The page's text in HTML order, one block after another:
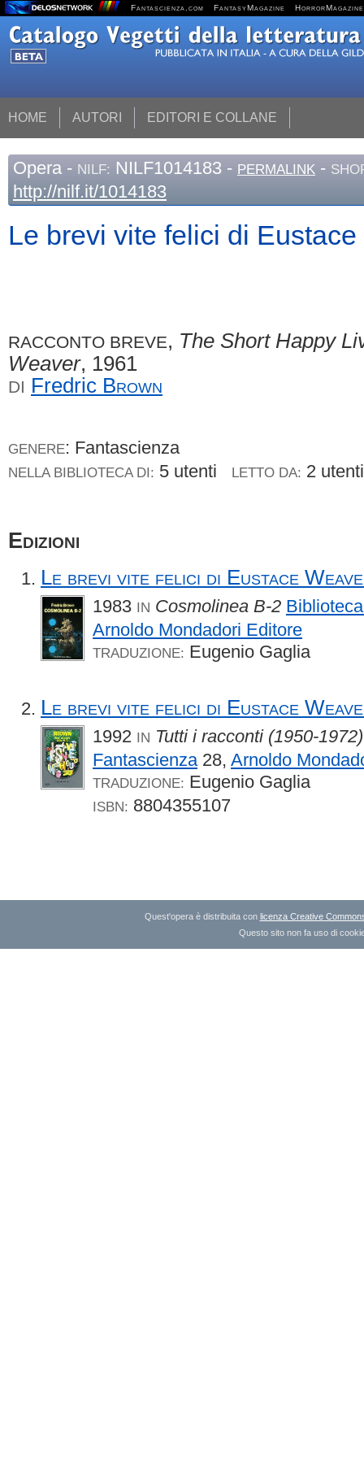
Fantascienza.com FantasyMagazine HorrorMagazine
HOME AUTORI EDITORI E COLLANE
Opera - NILF: NILF1014183 - PERMALINK -
http://nilf.it/1014183
Le brevi vite felici di Eustace
RACCONTO BREVE, The Short Happy
Weaver, 1961
DI Fredric Brown
GENERE: Fantascienza
NELLA BIBLIOTECA DI: 5 utenti LETTO DA: 2
Edizioni
Le brevi vite felici di Eustace
1983 IN Cosmolinea B-2
Arnoldo Mondadori Editore
TRADUZIONE: Eugenio Gaglia
Le brevi vite felici di Eustace
1992 IN Tutti i racconti (1950-1972)
Fantascienza 28, Arnoldo
TRADUZIONE: Eugenio Gaglia
ISBN: 8804355107
Quest'opera è distribuita con licenza Creative
Questo sito non fa uso di